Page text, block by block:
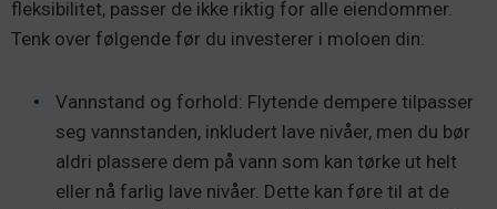
fleksibilitet, passer de ikke riktig for alle eiendommer.
Tenk over følgende før du investerer i moloen din:
Vannstand og forhold: Flytende dempere tilpasser
seg vannstanden, inkludert lave nivåer, men du bør
aldri plassere dem på vann som kan tørke ut helt
eller nå farlig lave nivåer. Dette kan føre til at de